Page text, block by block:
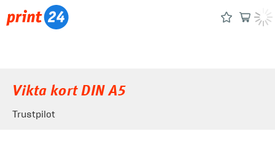
Vikta kort DIN A5
Trustpilot